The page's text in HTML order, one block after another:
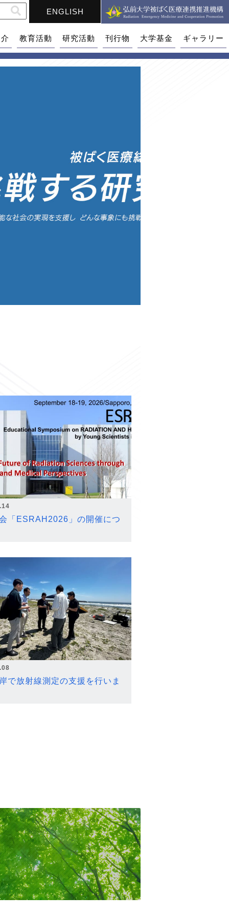
ENGLISH
教育活動 研究活動 刊行物 大学基金 ギャラリー
「ESRAH2026」の開催につ
で放射線測定の支援を行いま